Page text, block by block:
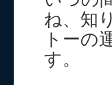
ね、知
トーの
す。